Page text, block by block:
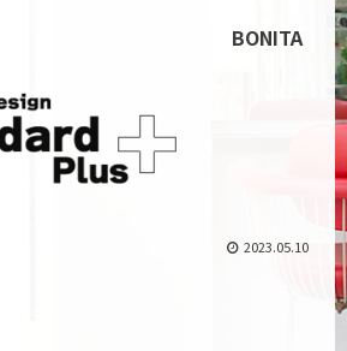
BONITA
2023.05.10